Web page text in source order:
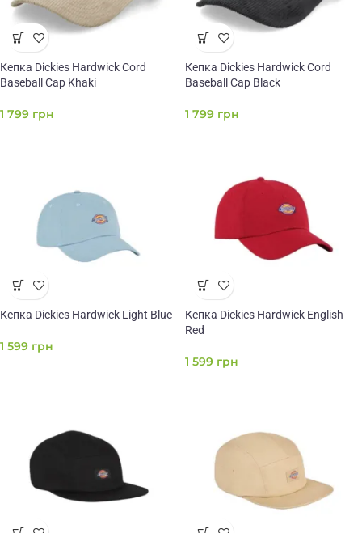
Кепка Dickies Hardwick Cord
Baseball Cap Khaki
1 799 грн
Кепка Dickies Hardwick Cord
Baseball Cap Black
1 799 грн
Кепка Dickies Hardwick Light Blue
1 599 грн
Кепка Dickies Hardwick English
Red
1 599 грн